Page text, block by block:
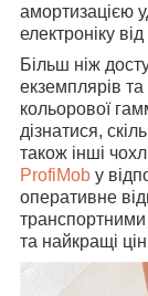
амортизацією
електроніку
Більш ніж
екземплярів та
кольорової
дізнатися,
також інші
ProfiMob у
оперативне
транспортними
та найкращі